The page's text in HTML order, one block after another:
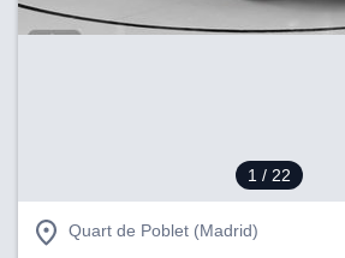
1 / 22
Quart de Poblet (Madrid)